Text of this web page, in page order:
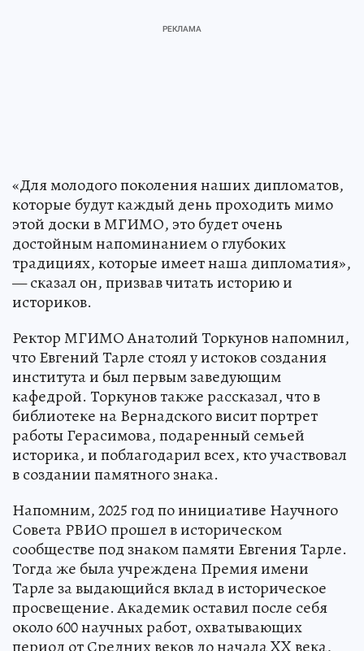
«Для молодого поколения наших дипломатов,
которые будут каждый день проходить мимо
этой доски в МГИМО, это будет очень
достойным напоминанием о глубоких
традициях, которые имеет наша дипломатия»,
— сказал он, призвав читать историю и
историков.
Ректор МГИМО Анатолий Торкунов напомнил,
что Евгений Тарле стоял у истоков создания
института и был первым заведующим
кафедрой. Торкунов также рассказал, что в
библиотеке на Вернадского висит портрет
работы Герасимова, подаренный семьей
историка, и поблагодарил всех, кто участвовал
в создании памятного знака.
Напомним, 2025 год по инициативе Научного
Совета РВИО прошел в историческом
сообществе под знаком памяти Евгения Тарле.
Тогда же была учреждена Премия имени
Тарле за выдающийся вклад в историческое
просвещение. Академик оставил после себя
около 600 научных работ, охватывающих
период от Средних веков до начала XX века,